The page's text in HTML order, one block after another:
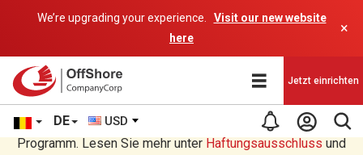
We’re upgrading your experience.
Visit our new website
here
×
DE USD
Jetzt einrichten
Sie lesen eine Deutsche Übersetzung durch ein AI-
Programm. Lesen Sie mehr unter Haftungsausschluss und